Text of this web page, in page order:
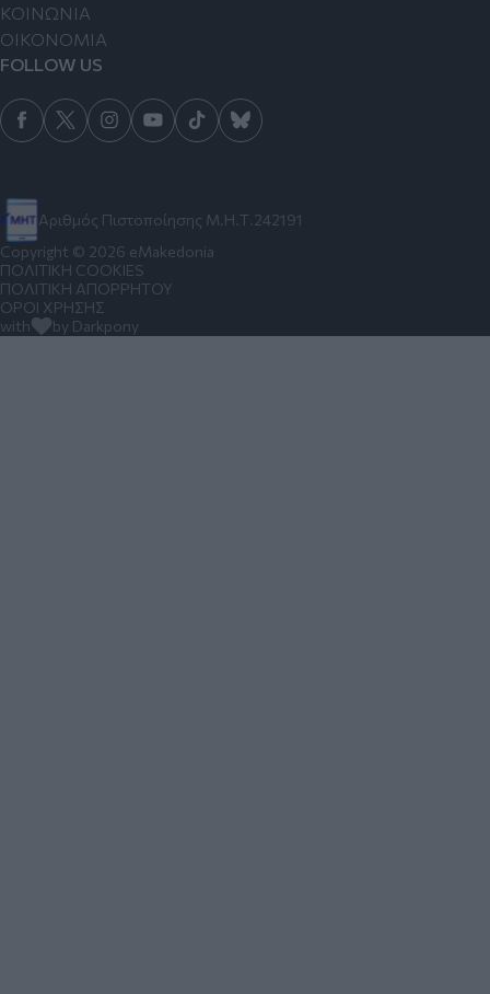
Αριθμός Πιστοποίησης Μ.Η.Τ.242191
ΚΟΙΝΩΝΙΑ
ΟΙΚΟΝΟΜΙΑ
FOLLOW US
Copyright © 2026 eMakedonia
ΠΟΛΙΤΙΚΗ COOKIES
ΠΟΛΙΤΙΚΗ ΑΠΟΡΡΗΤΟΥ
ΟΡΟΙ ΧΡΗΣΗΣ
with
by Darkpony